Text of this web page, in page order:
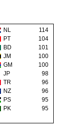
NL
114
PT
104
BD
101
JM
100
GM
100
JP
98
TR
96
NZ
96
PS
95
PK 95